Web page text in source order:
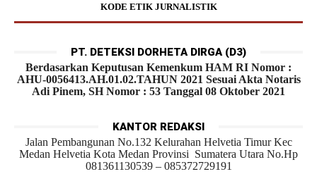
KODE ETIK JURNALISTIK
PT. DETEKSI DORHETA DIRGA (D3)
Berdasarkan Keputusan Kemenkum HAM RI Nomor :
AHU-0056413.AH.01.02.TAHUN 2021 Sesuai Akta Notaris
Adi Pinem, SH Nomor : 53 Tanggal 08 Oktober 2021
KANTOR REDAKSI
Jalan Pembangunan No.132 Kelurahan Helvetia Timur Kec
Medan Helvetia Kota Medan Provinsi Sumatera Utara No.Hp
081361130539 – 085372729191